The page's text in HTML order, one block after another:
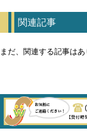
関連記事
まだ、関連する記事は